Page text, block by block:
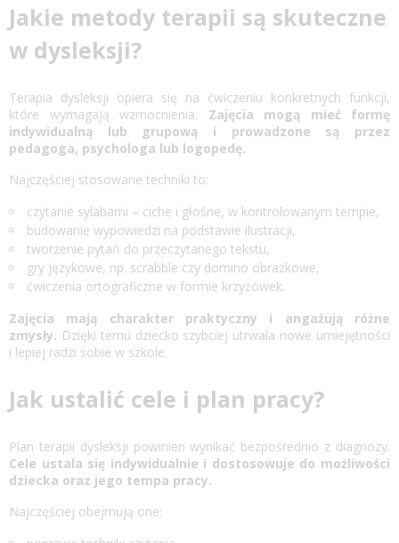
Jakie metody terapii są skuteczne
w dysleksji?
Terapia dysleksji opiera się na ćwiczeniu konkretnych funkcji,
które wymagają wzmocnienia. Zajęcia mogą mieć formę
indywidualną lub grupową i prowadzone są przez
pedagoga, psychologa lub logopedę.
Najczęściej stosowane techniki to:
czytanie sylabami – ciche i głośne, w kontrolowanym tempie,
budowanie wypowiedzi na podstawie ilustracji,
tworzenie pytań do przeczytanego tekstu,
gry językowe, np. scrabble czy domino obrazkowe,
ćwiczenia ortograficzne w formie krzyżówek.
Zajęcia mają charakter praktyczny i angażują różne
zmysły. Dzięki temu dziecko szybciej utrwala nowe umiejętności
i lepiej radzi sobie w szkole.
Jak ustalić cele i plan pracy?
Plan terapii dysleksji powinien wynikać bezpośrednio z diagnozy.
Cele ustala się indywidualnie i dostosowuje do możliwości
dziecka oraz jego tempa pracy.
Najczęściej obejmują one: